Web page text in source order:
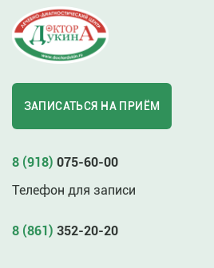
ЗАПИСАТЬСЯ НА ПРИЁМ
8 (918) 075-60-00
Телефон для записи
8 (861) 352-20-20